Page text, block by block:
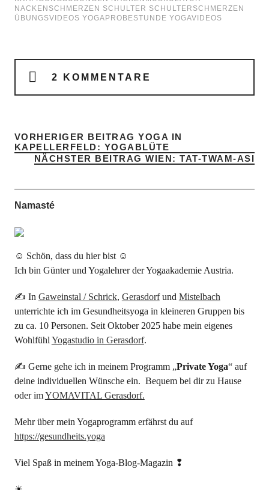
NACKENSCHMERZEN SCHULTER SCHULTERSCHMERZEN
ÜBUNGSVIDEOS YOGAPROBESTUNDE YOGAVIDEOS
2 KOMMENTARE
VORHERIGER BEITRAG YOGA IN
KAPELLERFELD: YOGABLÜTE
NÄCHSTER BEITRAG WIEN: TAT-TWAM-ASI
Namasté
☺ Schön, dass du hier bist ☺
Ich bin Günter und Yogalehrer der Yogaakademie Austria.
✍ In Gaweinstal / Schrick, Gerasdorfund Mistelbach
unterrichte ich im Gesundheitsyoga in kleineren Gruppen bis
zu ca. 10 Personen. Seit Oktober 2025 habe mein eigenes
Wohlfühl Yogastudio in Gerasdorf.
✍ Gerne gehe ich in meinem Programm „Private Yoga“ auf
deine individuellen Wünsche ein. Bequem bei dir zu Hause
oder imYOMAVITAL Gerasdorf.
Mehr über mein Yogaprogramm erfährst du auf
https://gesundheits.yoga
Viel Spaß in meinem Yoga-Blog-Magazin ❢